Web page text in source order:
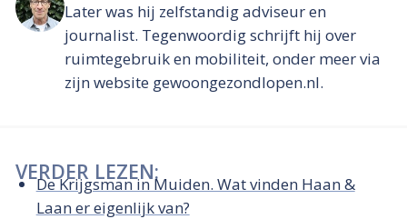
Later was hij zelfstandig adviseur en
journalist. Tegenwoordig schrijft hij over
ruimtegebruik en mobiliteit, onder meer via
zijn website gewoongezondlopen.nl.
VERDER LEZEN:
De Krijgsman in Muiden. Wat vinden Haan &
Laan er eigenlijk van?